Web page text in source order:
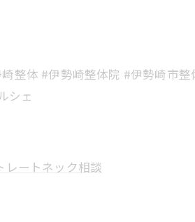
整体 #伊勢崎整体院 #伊勢崎市
シェ
レートネック相談